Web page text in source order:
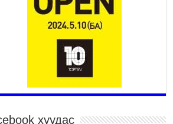
цэнгэлдэхийн эргэн тойронд
оны 7 сар 15 / 10 цаг 58 минут
их баяр наадмын шагайн харваа
хүрэгчдийн багийн харваагаар
оны 7 сар 15 / 10 цаг 52 минут
их баяр наадмын хүчит бөхийн
хуудас